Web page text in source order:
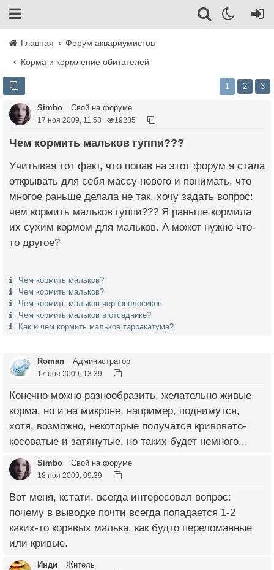
Главная
Форум аквариумистов
Корма и кормление обитателей
1 2 3
Simbo Свой на форуме
17 ноя 2009, 11:53 19285
Чем кормить мальков гуппи???
Учитывая тот факт, что попав на этот форум я стала
открывать для себя массу нового и понимать, что
многое раньше делала не так, хочу задать вопрос:
чем кормить мальков гуппи??? Я раньше кормила
их сухим кормом для мальков. А может нужно что-
то другое?
Чем кормить мальков?
Чем кормить мальков?
Чем кормить мальков чернополосиков
Чем кормить мальков в отсаднике?
Как и чем кормить мальков тарракатума?
Roman Администратор
17 ноя 2009, 13:39
Конечно можно разнообразить, желательно живые
корма, но и на микроне, например, поднимутся,
хотя, возможно, некоторые получатся кривовато-
косоватые и затянутые, но таких будет немного...
Simbo Свой на форуме
18 ноя 2009, 09:39
Вот меня, кстати, всегда интересовал вопрос:
почему в выводке почти всегда попадается 1-2
каких-то корявых малька, как будто переломанные
или кривые.
Инди Житель